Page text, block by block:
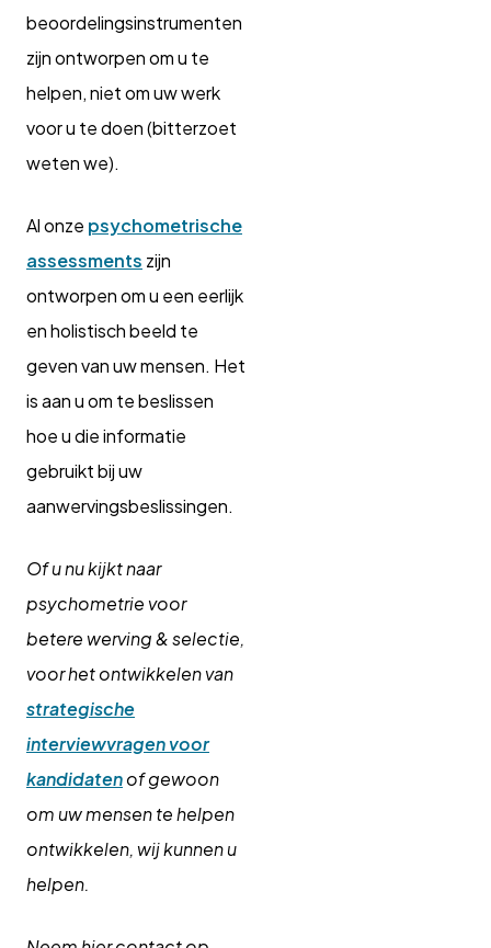
beoordelingsinstrumenten
zijn ontworpen om u te
helpen, niet om uw werk
voor u te doen (bitterzoet
weten we).
Al onze psychometrische
assessments zijn
ontworpen om u een eerlijk
en holistisch beeld te
geven van uw mensen. Het
is aan u om te beslissen
hoe u die informatie
gebruikt bij uw
aanwervingsbeslissingen.
Of u nu kijkt naar
psychometrie voor
betere werving & selectie,
voor het ontwikkelen van
strategische
interviewvragen voor
kandidatenof gewoon
om uw mensen te helpen
ontwikkelen, wij kunnen u
helpen.